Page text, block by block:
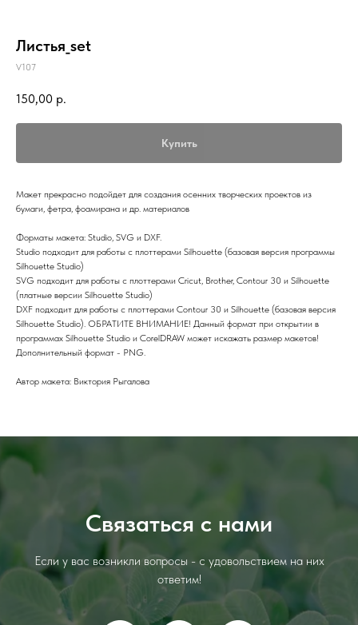
Листья_set
V107
150,00 р.
Купить
Макет прекрасно подойдет для создания осенних творческих проектов из
бумаги, фетра, фоамирана и др. материалов
Форматы макета: Studio, SVG и DXF.
Studio подходит для работы с плоттерами Silhouette (базовая версия программы
Silhouette Studio)
SVG подходит для работы с плоттерами Cricut, Brother, Contour 30 и Silhouette
(платные версии Silhouette Studio)
DXF подходит для работы с плоттерами Contour 30 и Silhouette (базовая версия
Silhouette Studio). ОБРАТИТЕ ВНИМАНИЕ! Данный формат при открытии в
программах Silhouette Studio и CorelDRAW может искажать размер макетов!
Дополнительный формат - PNG.
Автор макета: Виктория Рыгалова
Связаться с нами
Если у вас возникли вопросы - с удовольствием на них
ответим!